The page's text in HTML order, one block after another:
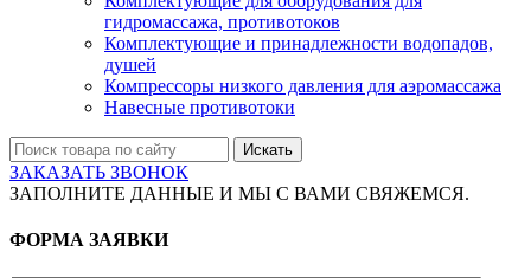
гидромассажа, противотоков
Комплектующие и принадлежности водопадов,
душей
Компрессоры низкого давления для аэромассажа
Навесные противотоки
Искать
ЗАКАЗАТЬ ЗВОНОК
ЗАПОЛНИТЕ ДАННЫЕ И МЫ С ВАМИ СВЯЖЕМСЯ.
ФОРМА ЗАЯВКИ